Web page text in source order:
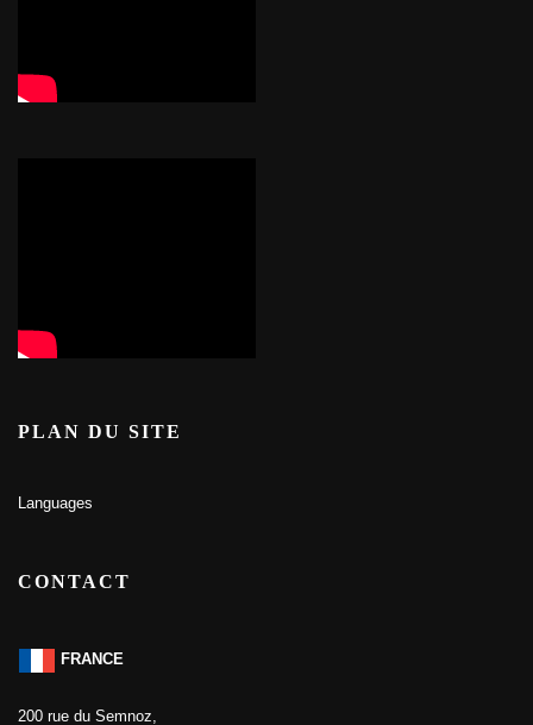
PLAN DU SITE
Languages
CONTACT
FRANCE
200 rue du Semnoz,